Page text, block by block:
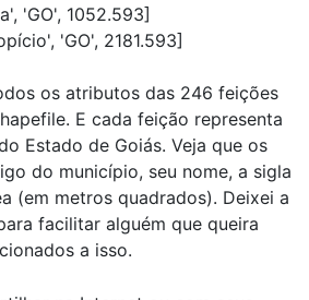
'GO', 1052.593]
'GO', 2181.593]
os atributos das 246 feições
E cada feição representa
Estado de Goiás. Veja que os
do município, seu nome, a sigla
(em metros quadrados). Deixei a
facilitar alguém que queira
a isso.